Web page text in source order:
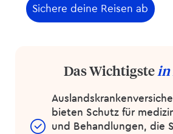
Sichere deine Reisen ab
Das Wichtigste in
bieten Schutz für
und Behandlungen, die